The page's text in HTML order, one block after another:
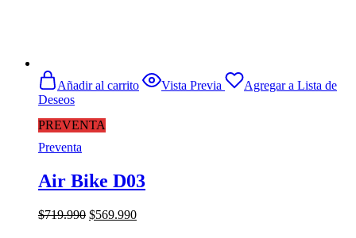
PREVENTA
Añadir al carrito Vista Previa
Agregar a Lista de
Deseos
Preventa
Air Bike D03
$719.990 El
$569.990El